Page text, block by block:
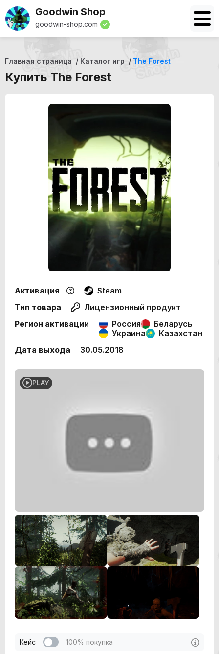
Goodwin Shop
goodwin-shop.com
Главная страница Каталог игр The Forest
Купить The Forest
Активация
Steam
Тип товара
Лицензионный продукт
Регион активации
Россия
Беларусь
Украина
Казахстан
Дата выхода
30.05.2018
PLAY
Кейс 100% покупка